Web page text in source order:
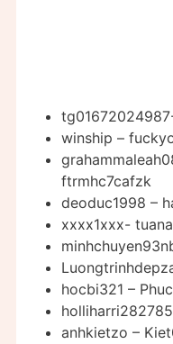
winship –
ftrmhc7cafzk
deoduc1998 –
xxxx1xxx-
hocbi321 –
anhkietzo –